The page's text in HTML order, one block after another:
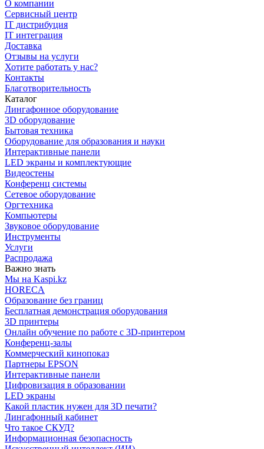
О компании
Сервисный центр
IT дистрибуция
IT интеграция
Доставка
Отзывы на услуги
Хотите работать у нас?
Контакты
Благотворительность
Каталог
Лингафонное оборудование
3D оборудование
Бытовая техника
Оборудование для образования и науки
Интерактивные панели
LED экраны и комплектующие
Видеостены
Конференц системы
Сетевое оборудование
Оргтехника
Компьютеры
Звуковое оборудование
Инструменты
Услуги
Распродажа
Важно знать
Мы на Kaspi.kz
HORECA
Образование без границ
Бесплатная демонстрация оборудования
3D принтеры
Онлайн обучение по работе с 3D-принтером
Конференц-залы
Коммерческий кинопоказ
Партнеры EPSON
Интерактивные панели
Цифровизация в образовании
LED экраны
Какой пластик нужен для 3D печати?
Лингафонный кабинет
Что такое СКУД?
Информационная безопасность